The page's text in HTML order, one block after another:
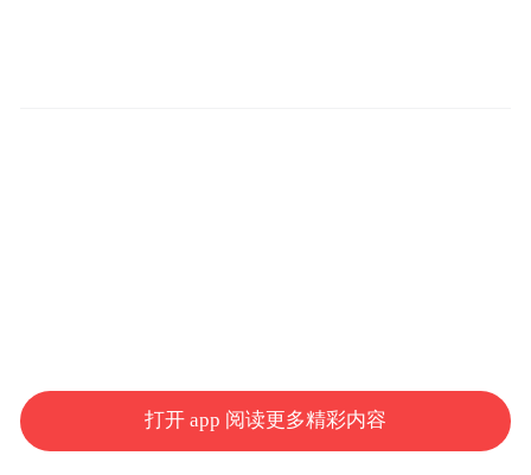
铃木光司曾对媒体介绍自己的创作思路：“这
个作品最大特点是打破人的固有概念。一般
打开 app 阅读更多精彩内容